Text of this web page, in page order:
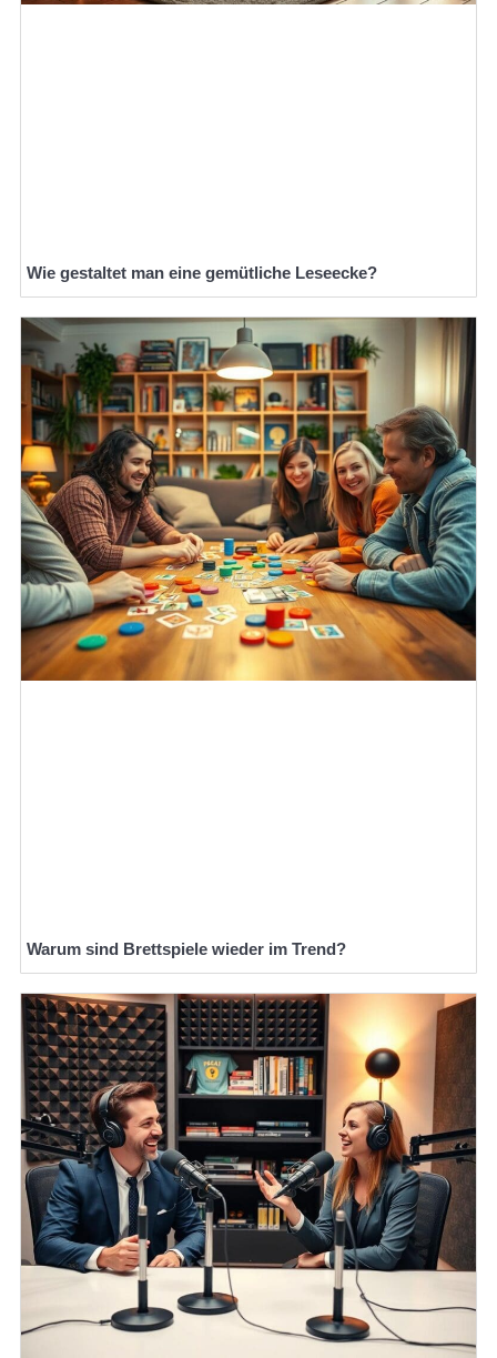
Wie gestaltet man eine gemütliche Leseecke?
Warum sind Brettspiele wieder im Trend?